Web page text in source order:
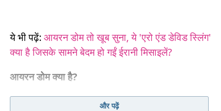
ये भी पढ़ें: आयरन डोम तो खूब सुना, ये 'एरो एंड डेविड स्लिंग'
क्या है जिसके सामने बेदम हो गईं ईरानी मिसाइलें?
आयरन डोम क्या है?
एक मोबाइल गेम होता है, जिसमें ऊपर से नीचे गिर रही चीज़ों
और पढ़ें